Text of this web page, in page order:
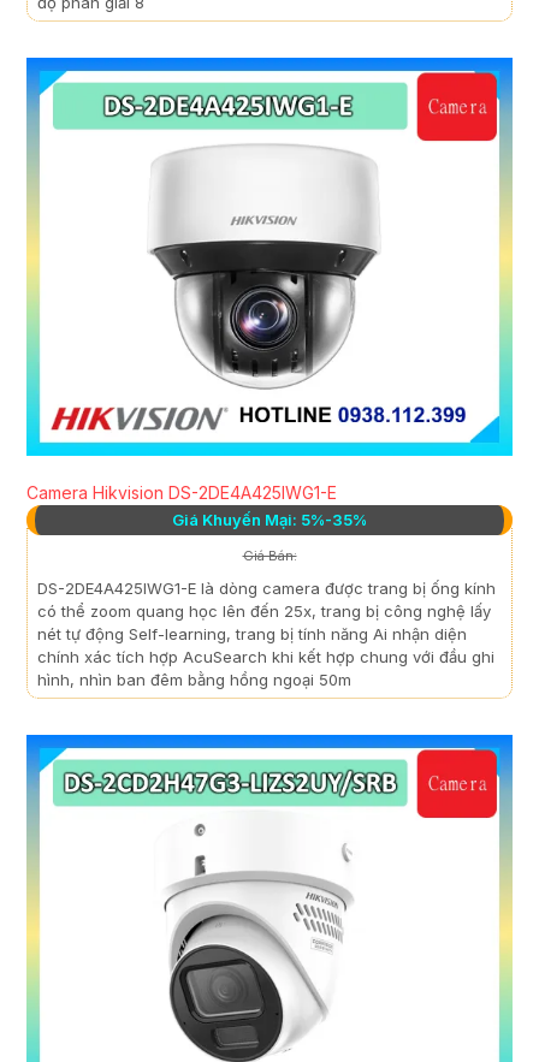
Camera Hikvision DS-2DE4A425IWG1-E
Giá Khuyến Mại: 5%-35%
Giá Bán:
DS-2DE4A425IWG1-E là dòng camera được trang bị ống kính
có thể zoom quang học lên đến 25x, trang bị công nghệ lấy
nét tự động Self-learning, trang bị tính năng Ai nhận diện
chính xác tích hợp AcuSearch khi kết hợp chung với đầu ghi
hình, nhìn ban đêm bằng hồng ngoại 50m